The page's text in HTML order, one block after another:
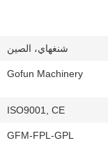
شنغهاي، الصين
Gofun Machinery
ISO9001, CE
GFM-FPL-GPL